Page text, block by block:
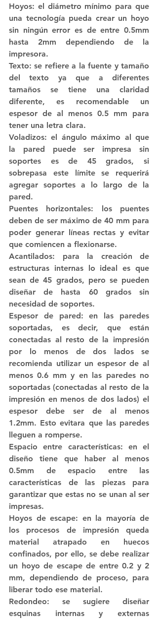
Hoyos: el diámetro mínimo para que
una tecnología pueda crear un hoyo
sin ningún error es de entre 0.5mm
hasta 2mm dependiendo de la
impresora.
Texto: se refiere a la fuente y tamaño
del texto ya que a diferentes
tamaños se tiene una claridad
diferente, es recomendable un
espesor de al menos 0.5 mm para
tener una letra clara.
Voladizos: el ángulo máximo al que
la pared puede ser impresa sin
soportes es de 45 grados, si
sobrepasa este límite se requerirá
agregar soportes a lo largo de la
pared.
Puentes horizontales: los puentes
deben de ser máximo de 40 mm para
poder generar líneas rectas y evitar
que comiencen a flexionarse.
Acantilados: para la creación de
estructuras internas lo ideal es que
sean de 45 grados, pero se pueden
diseñar de hasta 60 grados sin
necesidad de soportes.
Espesor de pared: en las paredes
soportadas, es decir, que están
conectadas al resto de la impresión
por lo menos de dos lados se
recomienda utilizar un espesor de al
menos 0.6 mm y en las paredes no
soportadas (conectadas al resto de la
impresión en menos de dos lados) el
espesor debe ser de al menos
1.2mm. Esto evitara que las paredes
lleguen a romperse.
Espacio entre características: en el
diseño tiene que haber al menos
0.5mm de espacio entre las
características de las piezas para
garantizar que estas no se unan al ser
impresas.
Hoyos de escape: en la mayoría de
los procesos de impresión queda
material atrapado en huecos
confinados, por ello, se debe realizar
un hoyo de escape de entre 0.2 y 2
mm, dependiendo de proceso, para
liberar todo ese material.
Redondeo: se sugiere diseñar
esquinas internas y externas